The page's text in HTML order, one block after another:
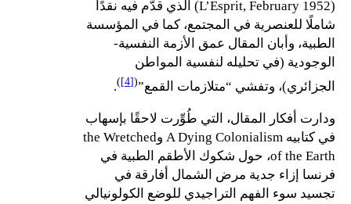
(L’Esprit, February 1952) الذي قدَّم فيه نقدًا
شاملًا للعنصرية في المجتمع، كما في المؤسسة
الطبية، وأبان المقال عمق الأزمة النفسية-
الوجودية (في تحليله لنفسية المواطن
الجزائري)، وتفشي “متلازمات القمع”(
[4]
)
.
ودارت أفكار المقال، التي طُوِّرت لاحقًا بإسهاب
في كتابيه A Dying Colonialism وthe Wretched
of the Earth، حول شكوك الأطقم الطبية في
فرنسا إزاء جدية مرض الشمال أفارقة في
تجسيد سوء الفهم التراجيدي للوضع الكولونيالي